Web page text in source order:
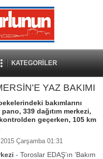
KATEGORİLER
YAZ BAKIMI
bakımlarını
339 dağıtım merkezi,
geçerken, 105 km
Çarşamba 01:31
- Toroslar EDAŞ’ın ’Bakım